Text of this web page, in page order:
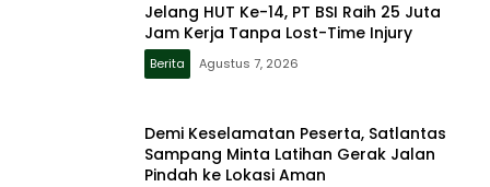
Jelang HUT Ke-14, PT BSI Raih 25 Juta
Jam Kerja Tanpa Lost-Time Injury
Berita Agustus 7, 2026
Demi Keselamatan Peserta, Satlantas
Sampang Minta Latihan Gerak Jalan
Pindah ke Lokasi Aman